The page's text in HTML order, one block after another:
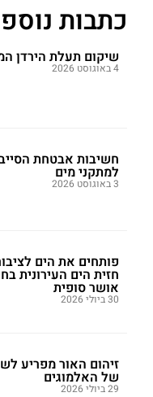
כתבות
שיקום תעלת הירדן
4 באוגוסט 2026
חשיבות אבטחת
למתקני מים
3 באוגוסט 2026
פותחים את הים
חזית הים העירונית
אושר סופית
30 ביולי 2026
זיהום האור מפריע
של האלמוגים
29 ביולי 2026